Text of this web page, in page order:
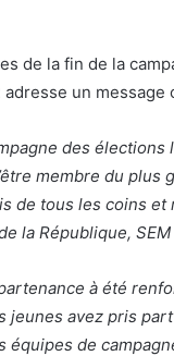
de la fin de la
un
des
membre du
de tous les coins
la République, SEM
à été
jeunes avez pris
équipes de